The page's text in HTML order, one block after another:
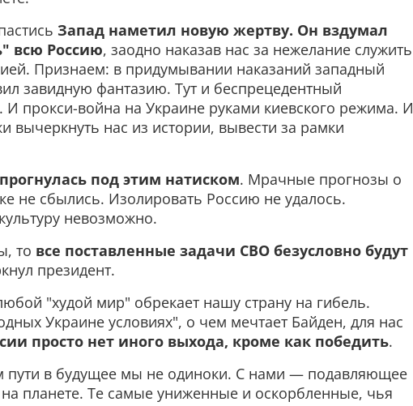
Запад наметил новую жертву. Он вздумал
всю Россию, заодно наказав нас за нежелание служить
Признаем: в придумывании наказаний западный
завидную фантазию. Тут и беспрецедентный
И прокси-война на Украине руками киевского режима. И
вычеркнуть нас из истории, вывести за рамки
под этим натиском. Мрачные прогнозы о
не сбылись. Изолировать Россию не удалось.
невозможно.
то все поставленные задачи СВО безусловно будут
президент.
"худой мир" обрекает нашу страну на гибель.
Украине условиях", о чем мечтает Байден, для нас
просто нет иного выхода, кроме как победить.
пути в будущее мы не одиноки. С нами — подавляющее
планете. Те самые униженные и оскорбленные, чья